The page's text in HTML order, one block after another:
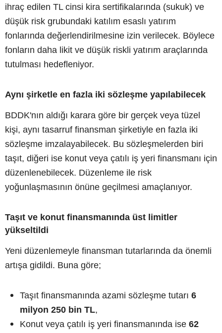
ihraç edilen TL cinsi kira sertifikalarında (sukuk) ve
düşük risk grubundaki katılım esaslı yatırım
fonlarında değerlendirilmesine izin verilecek. Böylece
fonların daha likit ve düşük riskli yatırım araçlarında
tutulması hedefleniyor.
Aynı şirketle en fazla iki sözleşme yapılabilecek
BDDK'nın aldığı karara göre bir gerçek veya tüzel
kişi, aynı tasarruf finansman şirketiyle en fazla iki
sözleşme imzalayabilecek. Bu sözleşmelerden biri
taşıt, diğeri ise konut veya çatılı iş yeri finansmanı için
düzenlenebilecek. Düzenleme ile risk
yoğunlaşmasının önüne geçilmesi amaçlanıyor.
Taşıt ve konut finansmanında üst limitler
yükseltildi
Yeni düzenlemeyle finansman tutarlarında da önemli
artışa gidildi. Buna göre;
Taşıt finansmanında azami sözleşme tutarı 6
milyon 250 bin TL,
Konut veya çatılı iş yeri finansmanında ise 62